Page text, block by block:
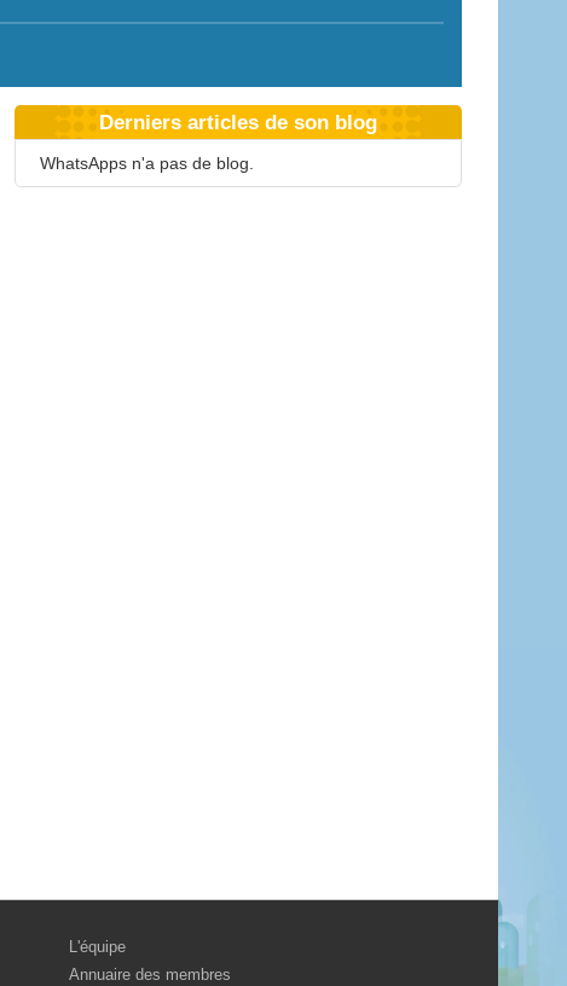
Derniers articles de son blog
WhatsApps n'a pas de blog.
L'équipe
Annuaire des membres